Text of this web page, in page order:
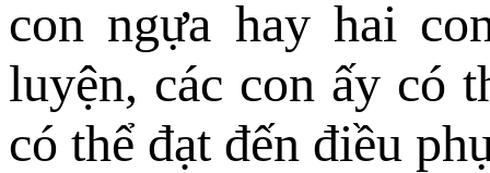
con ngựa hay hai
luyện, các con ấy có
có thể đạt đến điều